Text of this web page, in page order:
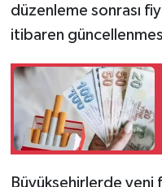
düzenleme sonrası
itibaren
Büyükşehirlerde yeni